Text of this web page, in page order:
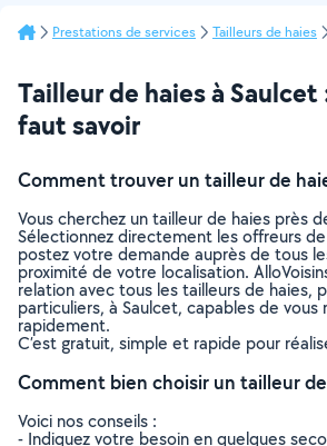
Prestations de services Tailleurs de haies
Tailleur de haies à Saulcet
faut savoir
Comment trouver un tailleur de
Vous cherchez un tailleur de haies près
Sélectionnez directement les offreurs
postez votre demande auprès de tous
proximité de votre localisation.
relation avec tous les tailleurs de haies,
particuliers, à Saulcet, capables de vous
rapidement.
C’est gratuit, simple et rapide pour
Comment bien choisir un tailleur
Voici nos conseils :
- Indiquez votre besoin en quelques